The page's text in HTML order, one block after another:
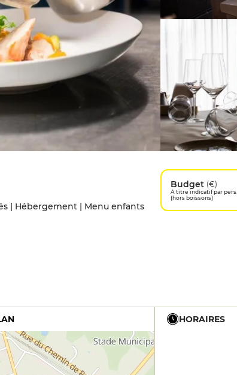
| Hébergement | Menu enfants
Budget (€)
A titre indicatif par pers.
(hors boissons)
HORAIRES